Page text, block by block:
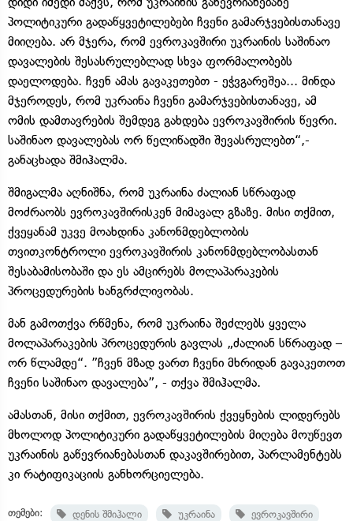
პოლიტიკური გადაწყვეტილებები ჩვენი გამარჯვებისთანავე
მიიღება. არ მჯერა, რომ ევროკავშირი უკრაინის საშინაო
დავალების შესასრულებლად სხვა ფორმალობებს
დაელოდება. ჩვენ ამას გავაკეთებთ - ეჭვგარეშეა... მინდა
მჯეროდეს, რომ უკრაინა ჩვენი გამარჯვებისთანავე, ამ
ომის დამთავრების შემდეგ გახდება ევროკავშირის წევრი.
საშინაო დავალებას ორ წელიწადში შევასრულებთ“,-
განაცხადა შმიჰალმა.
შმიგალმა აღნიშნა, რომ უკრაინა ძალიან სწრაფად
მოძრაობს ევროკავშირისკენ მიმავალ გზაზე. მისი თქმით,
ქვეყანამ უკვე მოახდინა კანონმდებლობის
თვითკონტროლი ევროკავშირის კანონმდებლობასთან
შესაბამისობაში და ეს ამცირებს მოლაპარაკების
პროცედურების ხანგრძლივობას.
მან გამოთქვა რწმენა, რომ უკრაინა შეძლებს ყველა
მოლაპარაკების პროცედურის გავლას „ძალიან სწრაფად –
ორ წლამდე“. ”ჩვენ მზად ვართ ჩვენი მხრიდან გავაკეთოთ
ჩვენი საშინაო დავალება”, - თქვა შმიჰალმა.
ამასთან, მისი თქმით, ევროკავშირის ქვეყნების ლიდერებს
მხოლოდ პოლიტიკური გადაწყვეტილების მიღება მოუწევთ
უკრაინის გაწევრიანებასთან დაკავშირებით, პარლამენტებს
კი რატიფიკაციის განხორციელება.
თემები: დენის შმიჰალი უკრაინა ევროკავშირი